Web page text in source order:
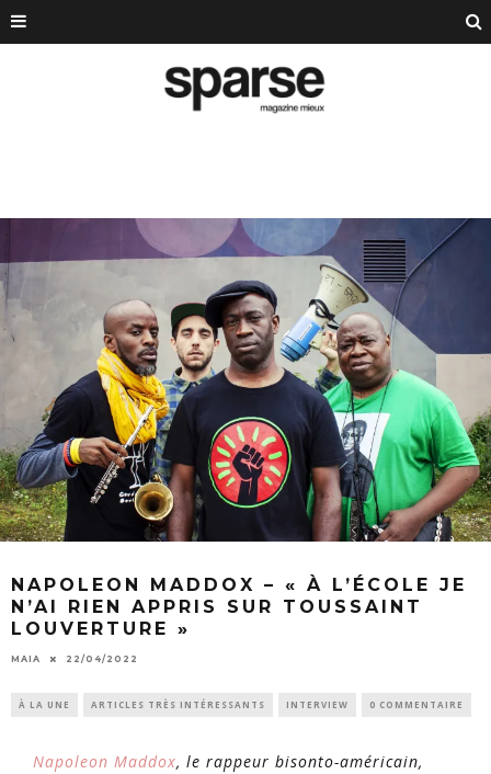
NAPOLEON MADDOX – « À L’ÉCOLE JE
N’AI RIEN APPRIS SUR TOUSSAINT
LOUVERTURE »
MAIA 22/04/2022
À LA UNE ARTICLES TRÈS INTÉRESSANTS INTERVIEW 0 COMMENTAIRE
Napoleon Maddox, le rappeur bisonto-américain,